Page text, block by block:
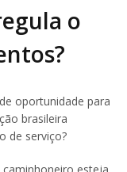
o
oportunidade para
brasileira
de serviço?